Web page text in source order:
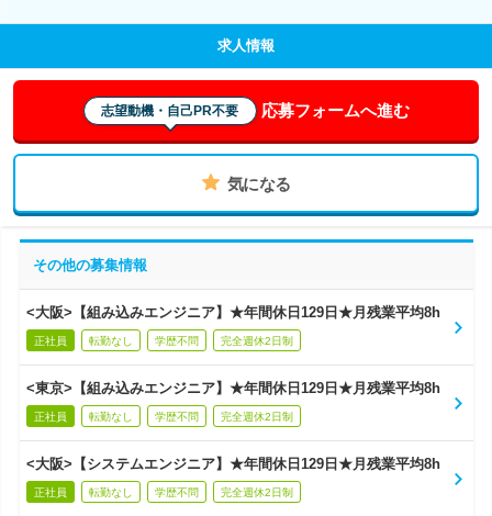
求人情報
志望動機・自己PR不要 応募フォームへ進む
気になる
その他の募集情報
<大阪>【組み込みエンジニア】★年間休日129日★月残業平均8h
正社員 転勤なし 学歴不問 完全週休2日制
<東京>【組み込みエンジニア】★年間休日129日★月残業平均8h
正社員 転勤なし 学歴不問 完全週休2日制
<大阪>【システムエンジニア】★年間休日129日★月残業平均8h
正社員 転勤なし 学歴不問 完全週休2日制